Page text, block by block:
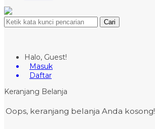
Cari
Halo, Guest!
Masuk
Daftar
Keranjang Belanja
Oops, keranjang belanja Anda kosong!